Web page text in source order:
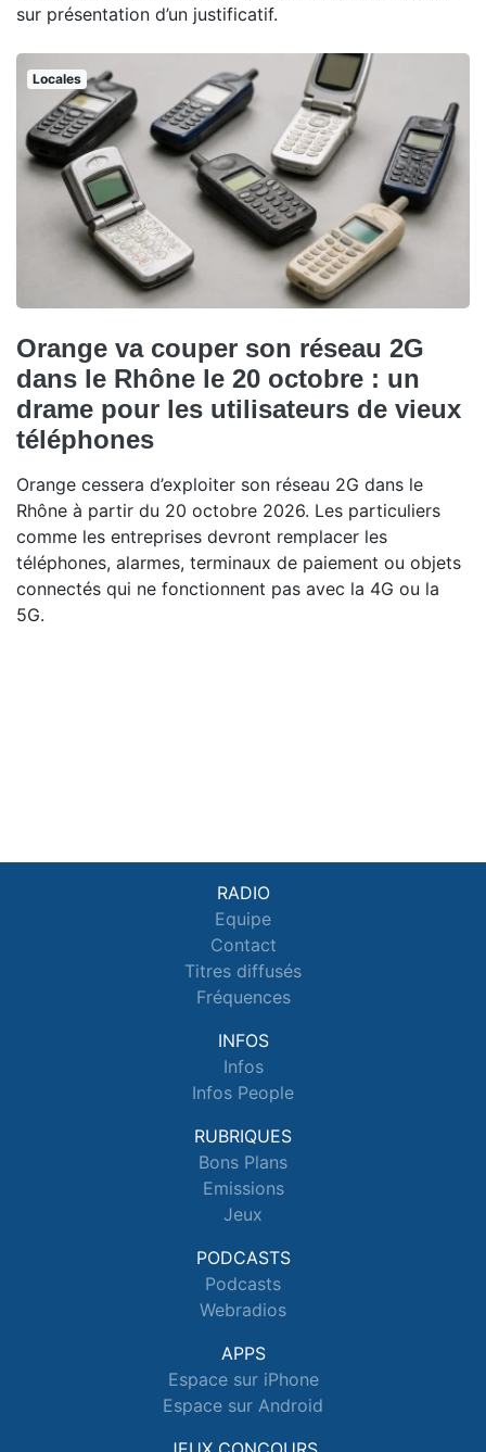
sur présentation d’un justificatif.
Locales
Orange va couper son réseau 2G
dans le Rhône le 20 octobre : un
drame pour les utilisateurs de vieux
téléphones
Orange cessera d’exploiter son réseau 2G dans le
Rhône à partir du 20 octobre 2026. Les particuliers
comme les entreprises devront remplacer les
téléphones, alarmes, terminaux de paiement ou objets
connectés qui ne fonctionnent pas avec la 4G ou la
5G.
RADIO
Equipe
Contact
Titres diffusés
Fréquences
INFOS
Infos
Infos People
RUBRIQUES
Bons Plans
Emissions
Jeux
PODCASTS
Podcasts
Webradios
APPS
Espace sur iPhone
Espace sur Android